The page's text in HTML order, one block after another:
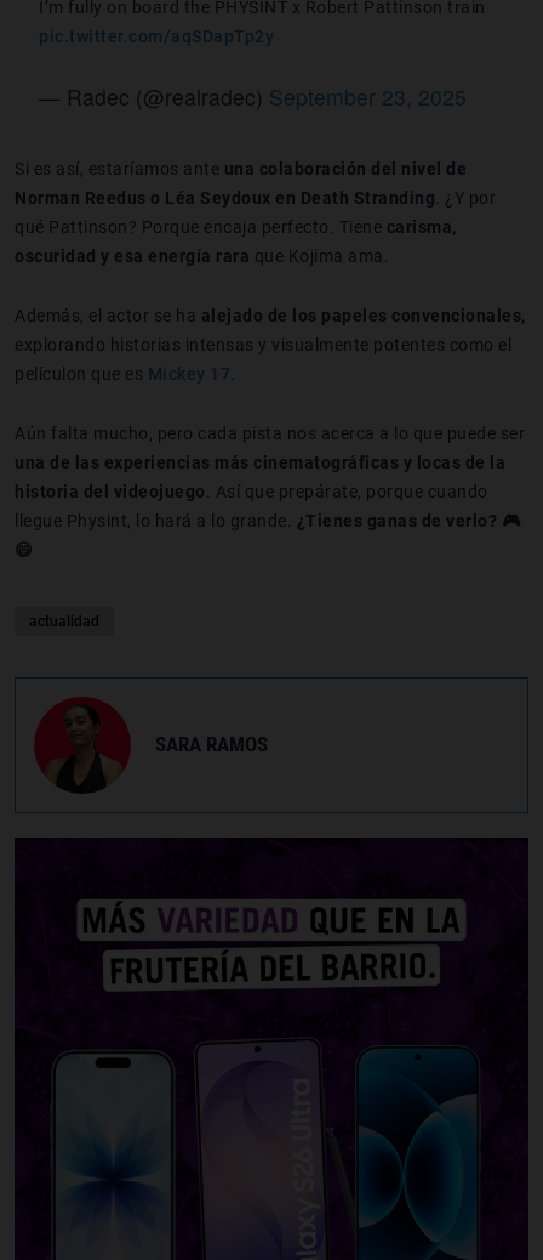
I’m fully on board the PHYSINT x Robert Pattinson train
pic.twitter.com/aqSDapTp2y
— Radec (@realradec) September 23, 2025
Si es así, estaríamos ante una colaboración del nivel de
Norman Reedus o Léa Seydoux en Death Stranding . ¿Y por
qué Pattinson? Porque encaja perfecto. Tiene carisma,
oscuridad y esa energía rara que Kojima ama.
Además, el actor se ha alejado de los papeles convencionales,
explorando historias intensas y visualmente potentes como el
películon que es Mickey 17
Aún falta mucho, pero cada pista nos acerca a lo que puede ser
una de las experiencias más cinematográficas y locas de la
historia del videojuego . Así que prepárate, porque cuando
llegue Physint, lo hará a lo grande. ¿Tienes ganas de verlo? 🎮
😄
actualidad
SARA RAMOS